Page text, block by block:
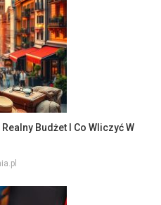
Budżet I Co Wliczyć W